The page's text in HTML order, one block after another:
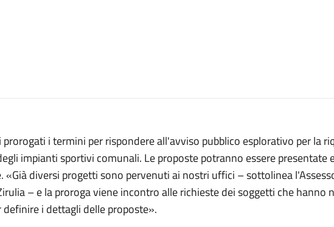
i termini per rispondere all'avviso pubblico esplorativo per la
impianti sportivi comunali. Le proposte potranno essere presentate
«Già diversi progetti sono pervenuti ai nostri uffici – sottolinea
– e la proroga viene incontro alle richieste dei soggetti che hanno
definire i dettagli delle proposte».